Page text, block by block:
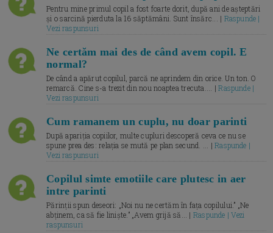
Pentru mine primul copil a fost foarte dorit, după ani de așteptări
și o sarcină pierduta la 16 săptămâni. Sunt însărc... | Raspunde |
Vezi raspunsuri
Ne certăm mai des de când avem copil. E
normal?
De când a apărut copilul, parcă ne aprindem din orice. Un ton. O
remarcă. Cine s-a trezit din nou noaptea trecuta.... |Raspunde |
Vezi raspunsuri
Cum ramanem un cuplu, nu doar parinti
După apariția copiilor, multe cupluri descoperă ceva ce nu se
spune prea des: relația se mută pe plan secund. ... |Raspunde |
Vezi raspunsuri
Copilul simte emotiile care plutesc in aer
intre parinti
Părinții spun deseori: „Noi nu ne certăm în fața copilului.” „Ne
abținem, ca să fie liniște.” „Avem grijă să... | Raspunde | Vezi
raspunsuri